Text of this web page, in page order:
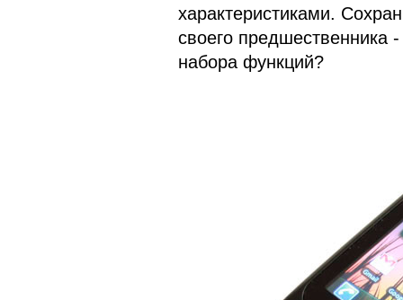
характеристиками.
своего предшественника
набора функций?